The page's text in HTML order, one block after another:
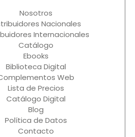
Nosotros
Nacionales
Internacionales
Catálogo
Ebooks
Biblioteca Digital
Web
Lista de Precios
Catálogo Digital
Blog
Política de Datos
Contacto